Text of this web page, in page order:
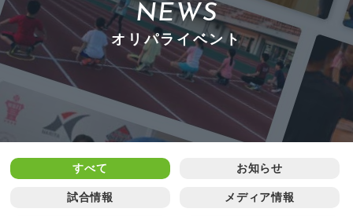
NEWS
オリパライベント
すべて お知らせ
試合情報 メディア情報